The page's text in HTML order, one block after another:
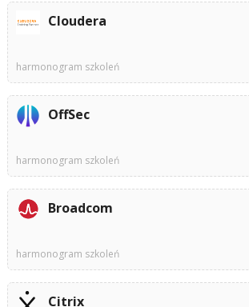
Cloudera
harmonogram szkoleń
OffSec
harmonogram szkoleń
Broadcom
harmonogram szkoleń
Citrix